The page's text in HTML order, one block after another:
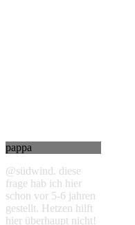
pappa
@südwind. diese
frage hab ich hier
schon vor 5-6 jahren
gestellt. Hetzen hilft
hier überhaupt nicht!